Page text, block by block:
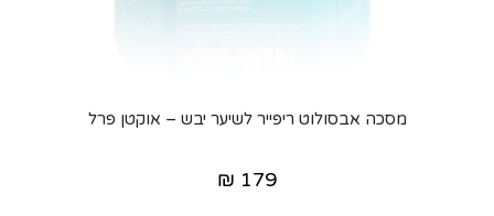
מסכה אבסולוט ריפייר לשיער יבש – אוקטן פרל
₪ 179